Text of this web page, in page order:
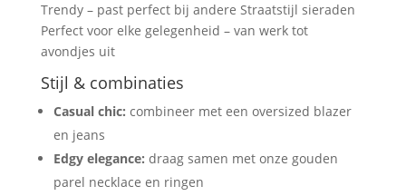
Trendy – past perfect bij andere Straatstijl sieraden
Perfect voor elke gelegenheid – van werk tot
avondjes uit
Stijl & combinaties
Casual chic: combineer met een oversized blazer
en jeans
Edgy elegance: draag samen met onze gouden
parel necklace en ringen